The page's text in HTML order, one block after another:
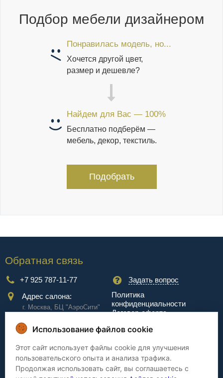
Подбор мебели дизайнером
Понравилась модель, но...
Хочется другой цвет,
размер и дешевле?
Найдем для Вас — 100%
Бесплатно подберём —
мебель, декор, текстиль.
Подобрать
Обратная связь
+7 925 787-11-77
Задать вопрос
Адрес салона:
г. Москва, БЦ "АэроCити"
Куркинское ш., стр.2, 17
этаж
Политика
конфиденциальности
Договор-оферта
Сервис
Доставка
Сборка
Оплата
Дизайнерам
Использование файлов cookie
Этот сайт использует файлы cookie для улучшения
пользовательского опыта и анализа трафика.
Продолжая использовать сайт, вы соглашаетесь с